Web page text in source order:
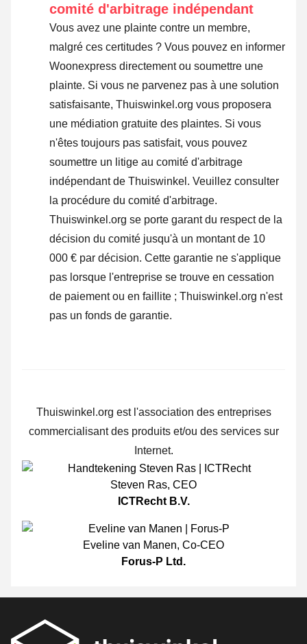
comité d'arbitrage indépendant
Vous avez une plainte contre un membre,
malgré ces certitudes ? Vous pouvez en informer
Woonexpress directement ou soumettre une
plainte. Si vous ne parvenez pas à une solution
satisfaisante, Thuiswinkel.org vous proposera
une médiation gratuite des plaintes. Si vous
n'êtes toujours pas satisfait, vous pouvez
soumettre un litige au comité d'arbitrage
indépendant de Thuiswinkel. Veuillez consulter
la procédure du comité d'arbitrage.
Thuiswinkel.org se porte garant du respect de la
décision du comité jusqu'à un montant de 10
000 € par décision. Cette garantie ne s'applique
pas lorsque l'entreprise se trouve en cessation
de paiement ou en faillite ; Thuiswinkel.org n'est
pas un fonds de garantie.
Thuiswinkel.org est l'association des entreprises
commercialisant des produits et/ou des services sur
Internet.
Steven Ras, CEO
ICTRecht B.V.
Eveline van Manen, Co-CEO
Forus-P Ltd.